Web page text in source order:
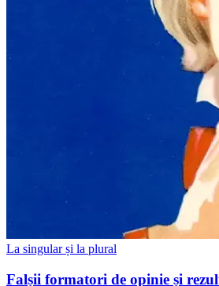
La singular și la plural
Falșii formatori de opinie și